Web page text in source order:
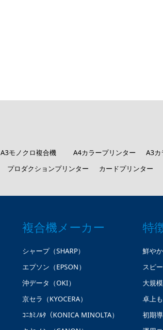
A3モノクロ複合機 A4カラープリンター A3カ
プロダクションプリンター カードプリンター
複合機メーカー
シャープ（SHARP）
エプソン（EPSON）
沖データ（OKI）
京セラ（KYOCERA）
ｺﾆｶﾐﾉﾙﾀ（KONICA MINOLTA）
特
鮮や
スピ
大規
卓上
初期